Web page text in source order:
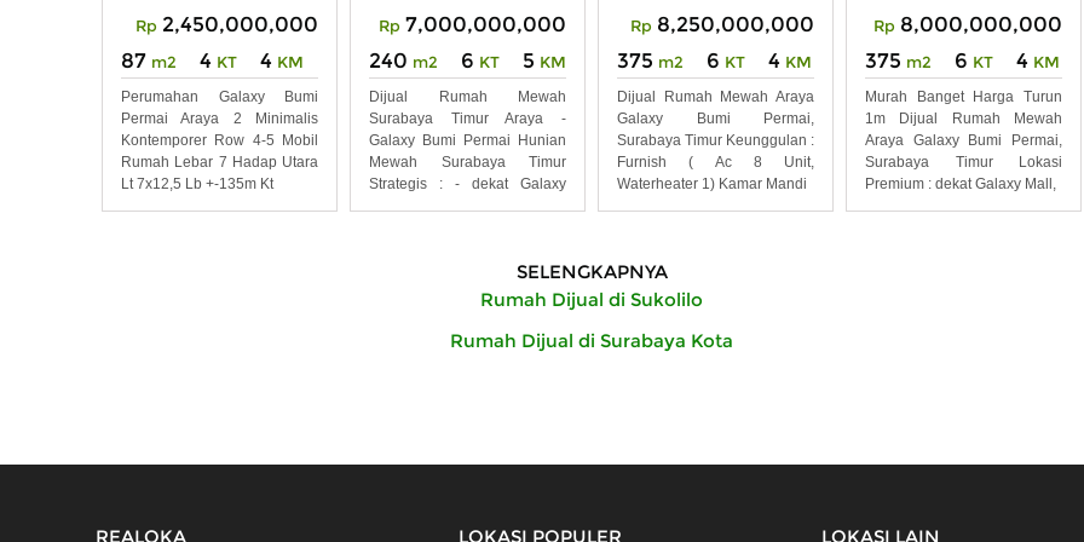
Rp 2,450,000,000
87 m2 4 KT 4 KM
Perumahan Galaxy Bumi
Permai Araya 2 Minimalis
Kontemporer Row 4-5 Mobil
Rumah Lebar 7 Hadap Utara
Lt 7x12,5 Lb +-135m Kt
Rp 7,000,000,000
240 m2 6 KT 5 KM
Dijual Rumah Mewah
Surabaya Timur Araya -
Galaxy Bumi Permai Hunian
Mewah Surabaya Timur
Strategis : - dekat Galaxy
Rp 8,250,000,000
375 m2 6 KT 4 KM
Dijual Rumah Mewah Araya
Galaxy Bumi Permai,
Surabaya Timur Keunggulan :
Furnish ( Ac 8 Unit,
Waterheater 1) Kamar Mandi
Rp 8,000,000,000
375 m2 6 KT 4 KM
Murah Banget Harga Turun
1m Dijual Rumah Mewah
Araya Galaxy Bumi Permai,
Surabaya Timur Lokasi
Premium : dekat Galaxy Mall,
SELENGKAPNYA
Rumah Dijual di Sukolilo
Rumah Dijual di Surabaya Kota
REALOKA LOKASI POPULER LOKASI LAIN